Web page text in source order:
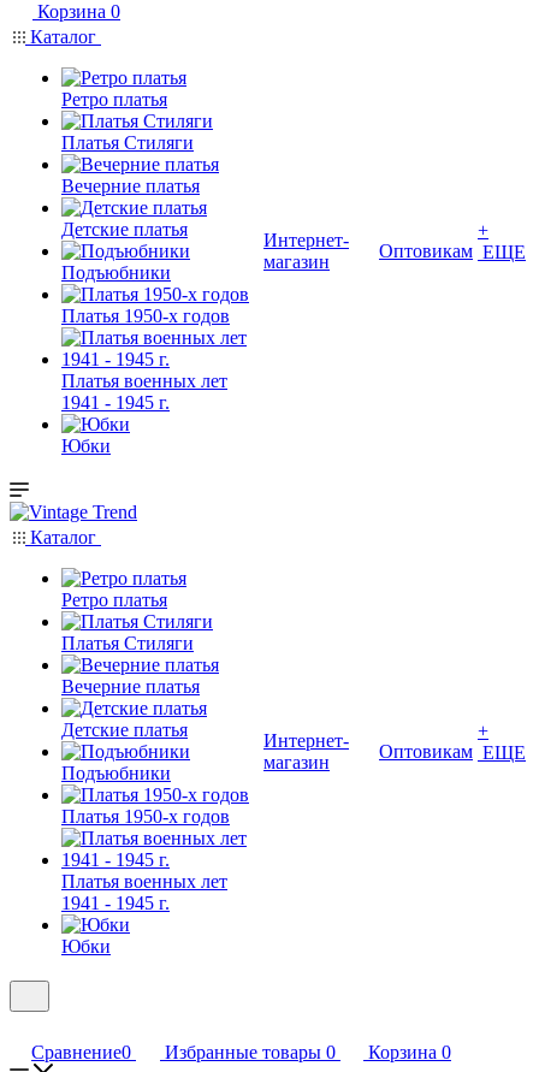
Корзина 0
Каталог
Ретро платья
Платья Стиляги
Вечерние платья
Детские платья
Подъюбники
Платья 1950-х годов
Платья военных лет
1941 - 1945 г.
Юбки
Интернет-
магазин
Оптовикам
+
ЕЩЕ
Каталог
Ретро платья
Платья Стиляги
Вечерние платья
Детские платья
Подъюбники
Платья 1950-х годов
Платья военных лет
1941 - 1945 г.
Юбки
Интернет-
магазин
Оптовикам
+
ЕЩЕ
Сравнение0 Избранные товары 0 Корзина 0